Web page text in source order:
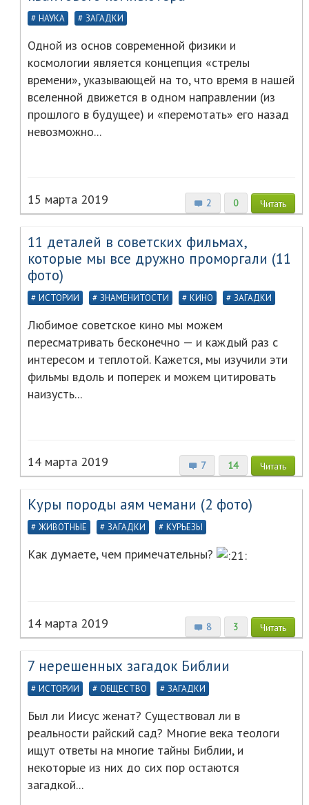
НАУКА ЗАГАДКИ
Одной из основ современной физики и
космологии является концепция «стрелы
времени», указывающей на то, что время в нашей
вселенной движется в одном направлении (из
прошлого в будущее) и «перемотать» его назад
невозможно...
2 0 Читать
15 марта 2019
11 деталей в советских фильмах,
которые мы все дружно проморгали (11
фото)
ИСТОРИИ ЗНАМЕНИТОСТИ КИНО ЗАГАДКИ
Любимое советское кино мы можем
пересматривать бесконечно — и каждый раз с
интересом и теплотой. Кажется, мы изучили эти
фильмы вдоль и поперек и можем цитировать
наизусть...
7 14 Читать
14 марта 2019
Куры породы аям чемани (2 фото)
ЖИВОТНЫЕ ЗАГАДКИ КУРЬЕЗЫ
Как думаете, чем примечательны?
8 3 Читать
14 марта 2019
7 нерешенных загадок Библии
ИСТОРИИ ОБЩЕСТВО ЗАГАДКИ
Был ли Иисус женат? Существовал ли в
реальности райский сад? Многие века теологи
ищут ответы на многие тайны Библии, и
некоторые из них до сих пор остаются
загадкой...